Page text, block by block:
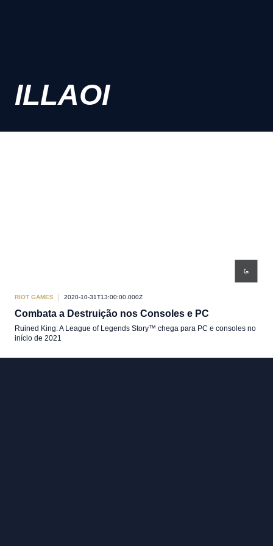
ILLAOI
RIOT GAMES 2020-10-31T13:00:00.000Z
Combata a Destruição nos Consoles e PC
Ruined King: A League of Legends Story™ chega para PC e consoles no
início de 2021